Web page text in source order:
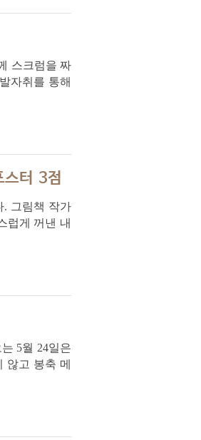
스크럼을 짜
자취를 통해
터 3점
. 그림책 작가
럽게 꺼낸 내
5월 24일은
않고 봉축 메